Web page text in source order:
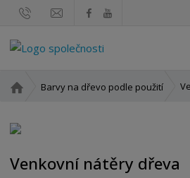
í
Barvy na dřevo podle použití
Venkovní nátěry dřeva